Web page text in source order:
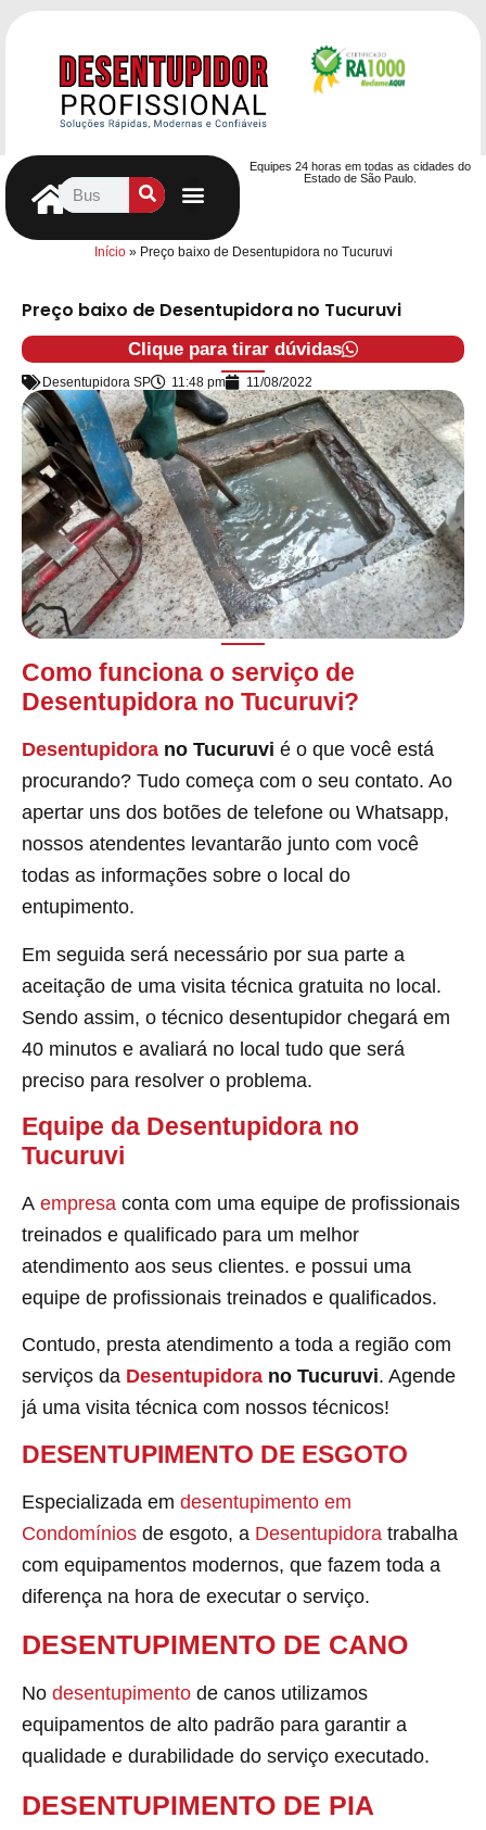
Equipes 24 horas em todas as cidades do
Estado de São Paulo.
Início» Preço baixo de Desentupidora no Tucuruvi
Preço baixo de Desentupidora no Tucuruvi
Clique para tirar dúvidas
Desentupidora SP 11:48 pm 11/08/2022
Como funciona o serviço de
Desentupidora no Tucuruvi?
Desentupidora no Tucuruvi é o que você está
procurando? Tudo começa com o seu contato. Ao
apertar uns dos botões de telefone ou Whatsapp,
nossos atendentes levantarão junto com você
todas as informações sobre o local do
entupimento.
Em seguida será necessário por sua parte a
aceitação de uma visita técnica gratuita no local.
Sendo assim, o técnico desentupidor chegará em
40 minutos e avaliará no local tudo que será
preciso para resolver o problema.
Equipe da Desentupidora no
Tucuruvi
A empresa conta com uma equipe de profissionais
treinados e qualificado para um melhor
atendimento aos seus clientes. e possui uma
equipe de profissionais treinados e qualificados.
Contudo, presta atendimento a toda a região com
serviços da Desentupidora no Tucuruvi. Agende
já uma visita técnica com nossos técnicos!
DESENTUPIMENTO DE ESGOTO
Especializada em desentupimento em
Condomínios de esgoto, a Desentupidora trabalha
com equipamentos modernos, que fazem toda a
diferença na hora de executar o serviço.
DESENTUPIMENTO DE CANO
No desentupimento de canos utilizamos
equipamentos de alto padrão para garantir a
qualidade e durabilidade do serviço executado.
DESENTUPIMENTO DE PIA